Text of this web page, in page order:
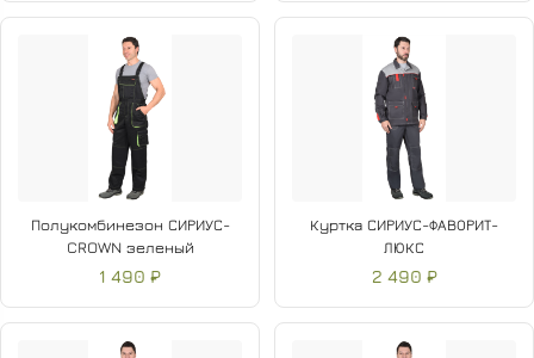
Полукомбинезон СИРИУС-
CROWN зеленый
1 490 ₽
Куртка СИРИУС-ФАВОРИТ-
ЛЮКС
2 490 ₽